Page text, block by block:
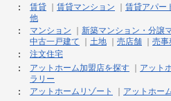
賃貸 賃貸マンション
賃貸アパー
他
マンション
新築マンション・分譲
中古一戸建て
土地 売店舗
売事
注文住宅
アットホーム加盟店を探す
アット
ラリー
アットホームリゾート アットホー